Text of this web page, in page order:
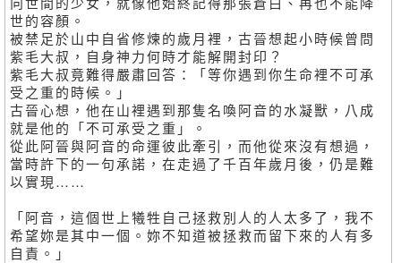
世的容顏。
被禁足於山中自省修煉的歲月裡，古晉想起小時候曾問
紫毛大叔，自身神力何時才能解開封印？
紫毛大叔竟難得嚴肅回答：「等你遇到你生命裡不可承
受之重的時候。」
古晉心想，他在山裡遇到那隻名喚阿音的水凝獸，八成
就是他的「不可承受之重」。
從此阿晉與阿音的命運彼此牽引，而他從來沒有想過，
當時許下的一句承諾，在走過了千百年歲月後，仍是難
以實現……
「阿音，這個世上犧牲自己拯救別人的人太多了，我不
希望妳是其中一個。妳不知道被拯救而留下來的人有多
自責。」